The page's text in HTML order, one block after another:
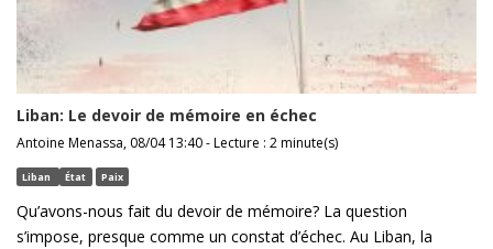
Liban: Le devoir de mémoire en échec
Antoine Menassa, 08/04 13:40 - Lecture : 2 minute(s)
Liban État Paix
Qu’avons-nous fait du devoir de mémoire? La question
s’impose, presque comme un constat d’échec. Au Liban, la